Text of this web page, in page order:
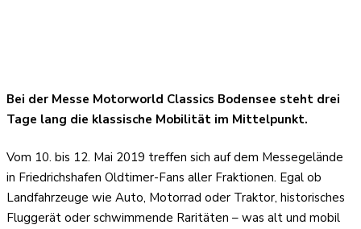
Bei der Messe Motorworld Classics Bodensee steht drei
Tage lang die klassische Mobilität im Mittelpunkt.
Vom 10. bis 12. Mai 2019 treffen sich auf dem Messegelände
in Friedrichshafen Oldtimer-Fans aller Fraktionen. Egal ob
Landfahrzeuge wie Auto, Motorrad oder Traktor, historisches
Fluggerät oder schwimmende Raritäten – was alt und mobil